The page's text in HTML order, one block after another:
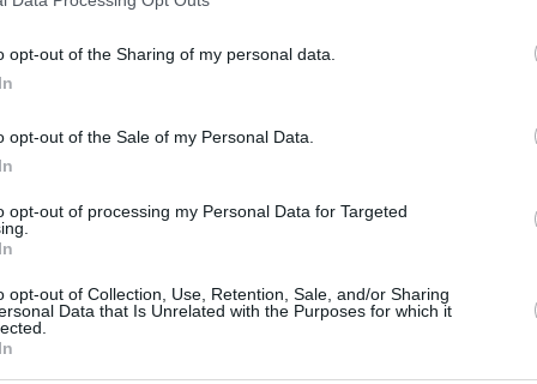
opt-out of the Sharing of my personal data.
opt-out of the Sale of my Personal Data.
opt-out of processing my Personal Data for Targeted
opt-out of Collection, Use, Retention, Sale, and/or Sharing
Data that Is Unrelated with the Purposes for which it
Κυρανάκη.
το νέο νομοθετικό πλαίσιο
τελική φάση επεξεργασίας και αναμένεται
δημόσια διαβούλευση μέσα στις επόμενες
ενώ στόχος είναι να ψηφιστεί αμέσως
να περιλαμβάνει και αυξημένα